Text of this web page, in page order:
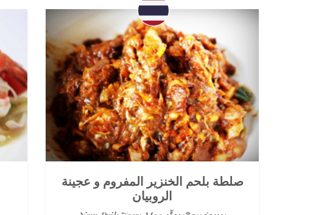
صلطة بلحم الخنزير المفروم و عجينة
الروبيان